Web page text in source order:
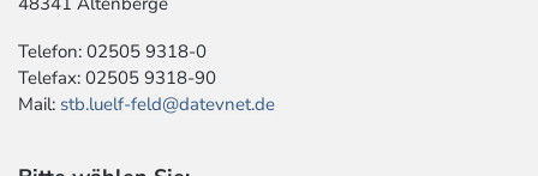
Telefon: 02505 9318-0
Telefax: 02505 9318-90
Mail: stb.luelf-feld@datevnet.de